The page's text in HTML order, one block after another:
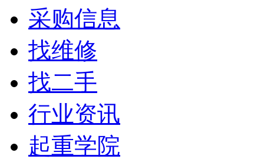
采购信息
找维修
找二手
行业资讯
起重学院